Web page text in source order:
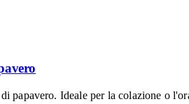
papavero. Ideale per la colazione o